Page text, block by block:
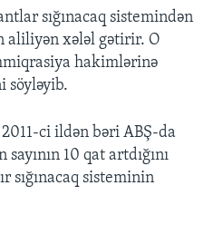
sığınacaq sistemindən
aliliyən xələl gətirir. O
hakimlərinə
söyləyib.
ci ildən bəri ABŞ-da
10 qat artdığını
sığınacaq sisteminin